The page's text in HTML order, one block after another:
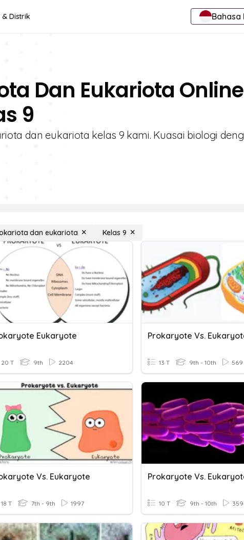
& Distrik Bahasa
Dan Eukariota Online
9
dan eukariota kelas 9 kami. Kuasai biologi
dan eukariota Kelas 9
Eukaryote
20 T 9th 2204
Prokaryote Vs.
13 T 9th - 10th 569
Vs. Eukaryote
18 T 7th - 9th 1997
Prokaryote Vs.
10 T 9th - 10th